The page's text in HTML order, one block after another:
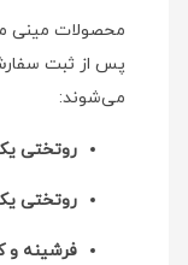
محصولات مینی‌
پس از ثبت
می‌شوند:
روتختی یک‌نفره و
روتختی یک و
فرشینه و کاور